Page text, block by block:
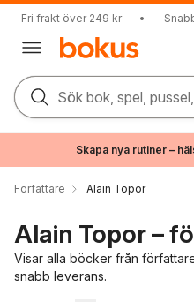
Fri frakt över 249 kr •
Sök bok, spel,
Skapa nya rutiner –
Författare Alain Topor
Alain Topor –
Visar alla böcker från
snabb leverans.